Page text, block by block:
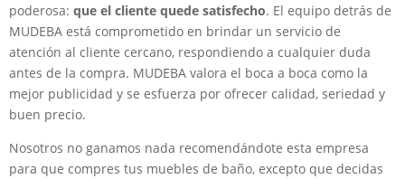
poderosa: que el cliente quede satisfecho. El equipo detrás de
MUDEBA está comprometido en brindar un servicio de
atención al cliente cercano, respondiendo a cualquier duda
antes de la compra. MUDEBA valora el boca a boca como la
mejor publicidad y se esfuerza por ofrecer calidad, seriedad y
buen precio.
Nosotros no ganamos nada recomendándote esta empresa
para que compres tus muebles de baño, excepto que decidas